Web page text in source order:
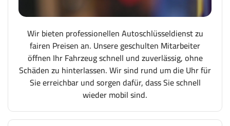
Wir bieten professionellen Autoschlüsseldienst zu
fairen Preisen an. Unsere geschulten Mitarbeiter
öffnen Ihr Fahrzeug schnell und zuverlässig, ohne
Schäden zu hinterlassen. Wir sind rund um die Uhr für
Sie erreichbar und sorgen dafür, dass Sie schnell
wieder mobil sind.